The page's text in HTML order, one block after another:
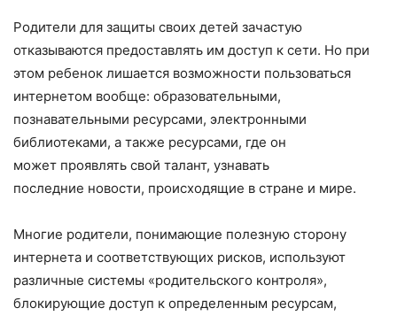
Родители для защиты своих детей зачастую
отказываются предоставлять им доступ к сети. Но при
этом ребенок лишается возможности пользоваться
интернетом вообще: образовательными,
познавательными ресурсами, электронными
библиотеками, а также ресурсами, где он
может проявлять свой талант, узнавать
последние новости, происходящие в стране и мире.
Многие родители, понимающие полезную сторону
интернета и соответствующих рисков, используют
различные системы «родительского контроля»,
блокирующие доступ к определенным ресурсам,